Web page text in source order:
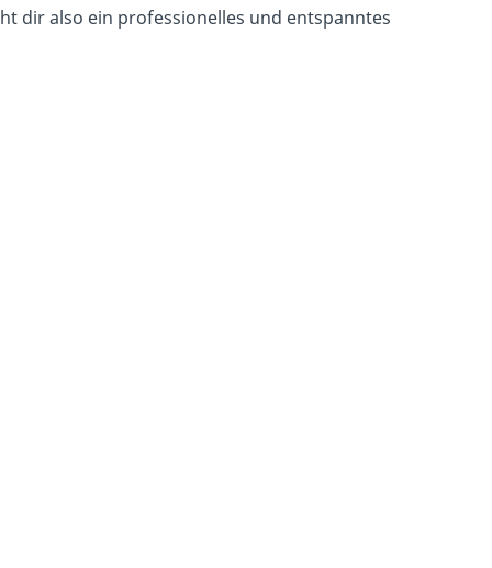
dir also ein professionelles und entspanntes